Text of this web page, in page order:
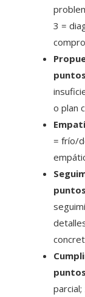
3 =
o plan
= frío/
parcial;